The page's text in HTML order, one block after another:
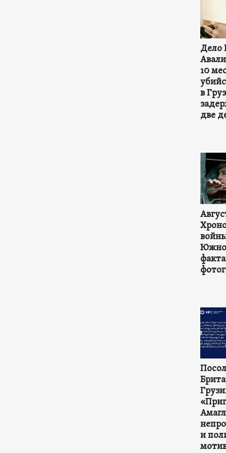
Дело
10
в
две
и